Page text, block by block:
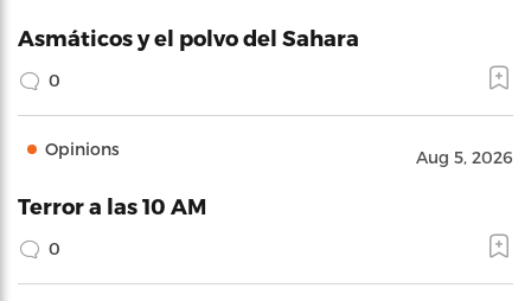
Asmáticos y el polvo del Sahara
0
Opinions Aug 5, 2026
Terror a las 10 AM
0